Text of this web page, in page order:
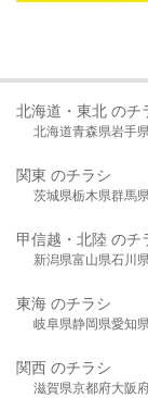
北海道・東北 のチ
北海道青森県岩手
関東 のチラシ
茨城県栃木県群馬
甲信越・北陸 のチ
新潟県富山県石川
東海 のチラシ
岐阜県静岡県愛知
関西 のチラシ
滋賀県京都府大阪